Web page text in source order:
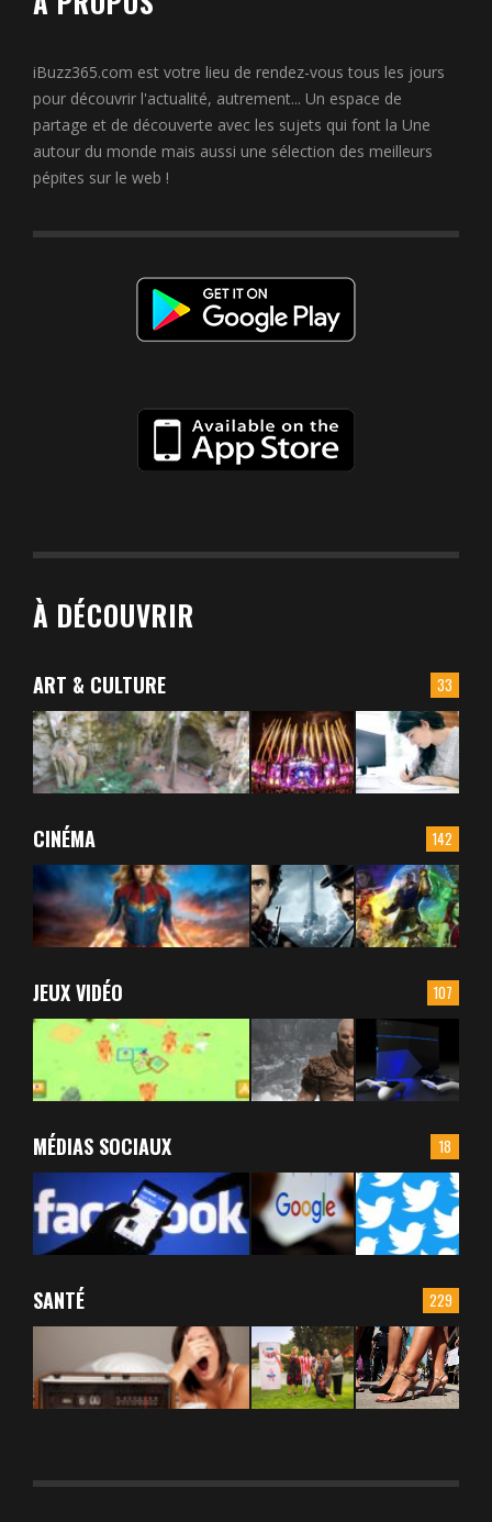
iBuzz365.com est votre lieu de rendez-vous tous les jours
pour découvrir l'actualité, autrement... Un espace de
partage et de découverte avec les sujets qui font la Une
autour du monde mais aussi une sélection des meilleurs
pépites sur le web !
À DÉCOUVRIR
33
ART & CULTURE
142
CINÉMA
107
JEUX VIDÉO
18
MÉDIAS SOCIAUX
229
SANTÉ